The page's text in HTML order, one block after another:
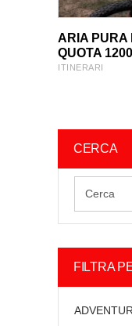
ARIA PURA
QUOTA 1200
ITINERARI
CERCA
FILTRA